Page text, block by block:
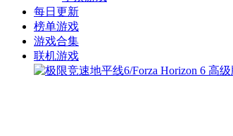
每日更新
榜单游戏
游戏合集
联机游戏